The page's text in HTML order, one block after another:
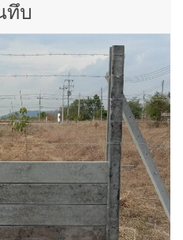
ทึบ